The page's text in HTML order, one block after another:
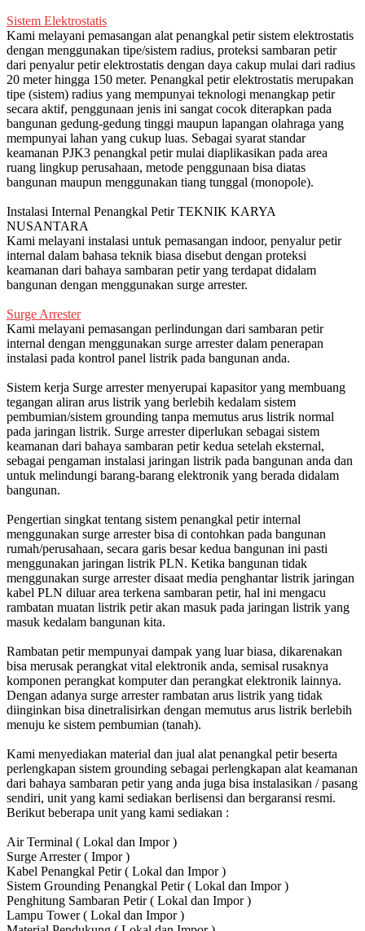
Sistem Elektrostatis
Kami melayani pemasangan alat penangkal petir sistem elektrostatis
dengan menggunakan tipe/sistem radius, proteksi sambaran petir
dari penyalur petir elektrostatis dengan daya cakup mulai dari radius
20 meter hingga 150 meter. Penangkal petir elektrostatis merupakan
tipe (sistem) radius yang mempunyai teknologi menangkap petir
secara aktif, penggunaan jenis ini sangat cocok diterapkan pada
bangunan gedung-gedung tinggi maupun lapangan olahraga yang
mempunyai lahan yang cukup luas. Sebagai syarat standar
keamanan PJK3 penangkal petir mulai diaplikasikan pada area
ruang lingkup perusahaan, metode penggunaan bisa diatas
bangunan maupun menggunakan tiang tunggal (monopole).
Instalasi Internal Penangkal Petir TEKNIK KARYA
NUSANTARA
Kami melayani instalasi untuk pemasangan indoor, penyalur petir
internal dalam bahasa teknik biasa disebut dengan proteksi
keamanan dari bahaya sambaran petir yang terdapat didalam
bangunan dengan menggunakan surge arrester.
Surge Arrester
Kami melayani pemasangan perlindungan dari sambaran petir
internal dengan menggunakan surge arrester dalam penerapan
instalasi pada kontrol panel listrik pada bangunan anda.
Sistem kerja Surge arrester menyerupai kapasitor yang membuang
tegangan aliran arus listrik yang berlebih kedalam sistem
pembumian/sistem grounding tanpa memutus arus listrik normal
pada jaringan listrik. Surge arrester diperlukan sebagai sistem
keamanan dari bahaya sambaran petir kedua setelah eksternal,
sebagai pengaman instalasi jaringan listrik pada bangunan anda dan
untuk melindungi barang-barang elektronik yang berada didalam
bangunan.
Pengertian singkat tentang sistem penangkal petir internal
menggunakan surge arrester bisa di contohkan pada bangunan
rumah/perusahaan, secara garis besar kedua bangunan ini pasti
menggunakan jaringan listrik PLN. Ketika bangunan tidak
menggunakan surge arrester disaat media penghantar listrik jaringan
kabel PLN diluar area terkena sambaran petir, hal ini mengacu
rambatan muatan listrik petir akan masuk pada jaringan listrik yang
masuk kedalam bangunan kita.
Rambatan petir mempunyai dampak yang luar biasa, dikarenakan
bisa merusak perangkat vital elektronik anda, semisal rusaknya
komponen perangkat komputer dan perangkat elektronik lainnya.
Dengan adanya surge arrester rambatan arus listrik yang tidak
diinginkan bisa dinetralisirkan dengan memutus arus listrik berlebih
menuju ke sistem pembumian (tanah).
Kami menyediakan material dan jual alat penangkal petir beserta
perlengkapan sistem grounding sebagai perlengkapan alat keamanan
dari bahaya sambaran petir yang anda juga bisa instalasikan / pasang
sendiri, unit yang kami sediakan berlisensi dan bergaransi resmi.
Berikut beberapa unit yang kami sediakan :
Air Terminal ( Lokal dan Impor )
Surge Arrester ( Impor )
Kabel Penangkal Petir ( Lokal dan Impor )
Sistem Grounding Penangkal Petir ( Lokal dan Impor )
Penghitung Sambaran Petir ( Lokal dan Impor )
Lampu Tower ( Lokal dan Impor )